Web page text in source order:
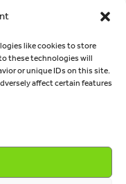
like cookies to store
these technologies will
or unique IDs on this site.
affect certain features
und
zu transportieren.